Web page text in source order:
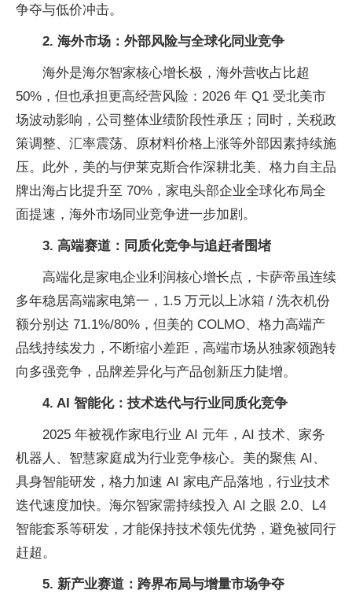
争夺与低价冲击。
2. 海外市场：外部风险与全球化同业竞争
海外是海尔智家核心增长极，海外营收占比超
50%，但也承担更高经营风险：2026 年 Q1 受北美市
场波动影响，公司整体业绩阶段性承压；同时，关税政
策调整、汇率震荡、原材料价格上涨等外部因素持续施
压。此外，美的与伊莱克斯合作深耕北美、格力自主品
牌出海占比提升至 70%，家电头部企业全球化布局全
面提速，海外市场同业竞争进一步加剧。
3. 高端赛道：同质化竞争与追赶者围堵
高端化是家电企业利润核心增长点，卡萨帝虽连续
多年稳居高端家电第一，1.5 万元以上冰箱 / 洗衣机份
额分别达 71.1%/80%，但美的 COLMO、格力高端产
品线持续发力，不断缩小差距，高端市场从独家领跑转
向多强竞争，品牌差异化与产品创新压力陡增。
4. AI 智能化：技术迭代与行业同质化竞争
2025 年被视作家电行业 AI 元年，AI 技术、家务
机器人、智慧家庭成为行业竞争核心。美的聚焦 AI、
具身智能研发，格力加速 AI 家电产品落地，行业技术
迭代速度加快。海尔智家需持续投入 AI 之眼 2.0、L4
智能套系等研发，才能保持技术领先优势，避免被同行
赶超。
5. 新产业赛道：跨界布局与增量市场争夺